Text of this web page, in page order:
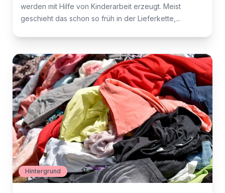
werden mit Hilfe von Kinderarbeit erzeugt. Meist
geschieht das schon so früh in der Lieferkette,...
Hintergrund